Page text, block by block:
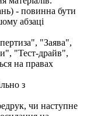
- повинна бути
абзаці
"Заява",
"Тест-драйв",
на правах
з
чи наступне